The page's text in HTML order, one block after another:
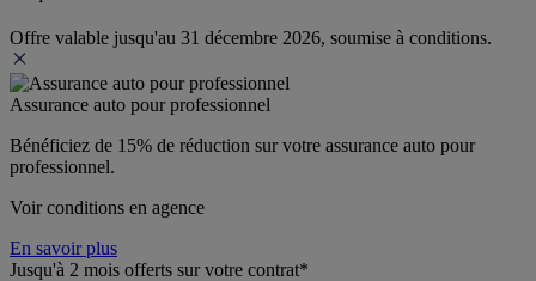
Offre valable jusqu'au 31 décembre 2026, soumise à conditions.
Assurance auto pour professionnel
Bénéficiez de 15% de réduction sur votre assurance auto pour
professionnel.
Voir conditions en agence
En savoir plus
Jusqu'à 2 mois offerts sur votre contrat*